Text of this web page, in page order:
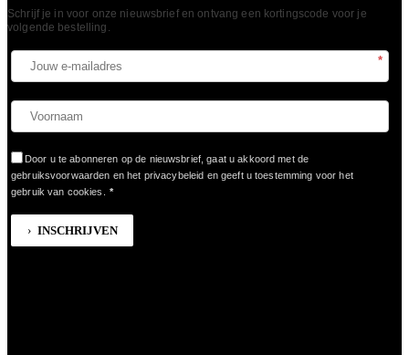
Schrijf je in voor onze nieuwsbrief en ontvang een kortingscode voor je
volgende bestelling.​
*
Door u te abonneren op de nieuwsbrief, gaat u akkoord met de
gebruiksvoorwaarden en het privacybeleid en geeft u toestemming voor het
gebruik van cookies.
*
INSCHRIJVEN